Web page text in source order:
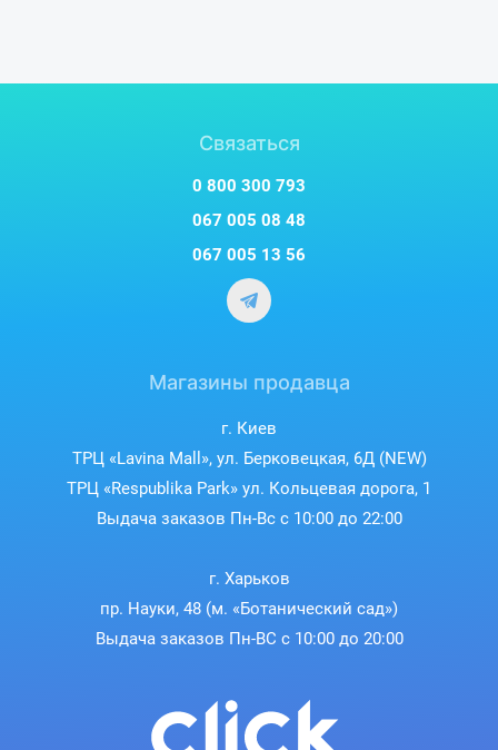
Связаться
0 800 300 793
067 005 08 48
067 005 13 56
Магазины продавца
г. Киев
ТРЦ «Lavina Mall», ул. Берковецкая, 6Д (NEW)
ТРЦ «Respublika Park» ул. Кольцевая дорога, 1
Выдача заказов Пн-Вс с 10:00 до 22:00
г. Харьков
пр. Науки, 48 (м. «Ботанический сад»)
Выдача заказов Пн-ВС с 10:00 до 20:00